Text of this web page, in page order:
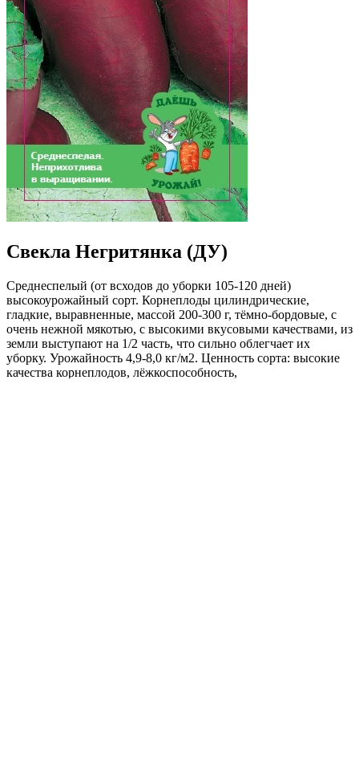
Свекла Негритянка (ДУ)
Среднеспелый (от всходов до уборки 105-120 дней)
высокоурожайный сорт. Корнеплоды цилиндрические,
гладкие, выравненные, массой 200-300 г, тёмно-бордовые, с
очень нежной мякотью, с высокими вкусовыми качествами, из
земли выступают на 1/2 часть, что сильно облегчает их
уборку. Урожайность 4,9-8,0 кг/м2. Ценность сорта: высокие
качества корнеплодов, лёжкоспособность,